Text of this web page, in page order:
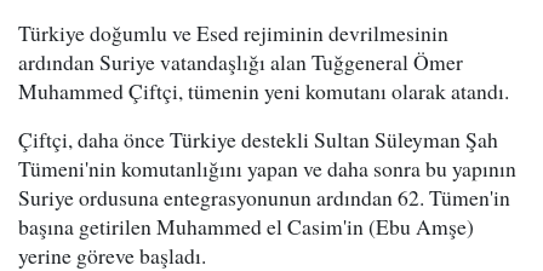
Türkiye doğumlu ve Esed rejiminin devrilmesinin
ardından Suriye vatandaşlığı alan Tuğgeneral Ömer
Muhammed Çiftçi, tümenin yeni komutanı olarak atandı.
Çiftçi, daha önce Türkiye destekli Sultan Süleyman Şah
Tümeni'nin komutanlığını yapan ve daha sonra bu yapının
Suriye ordusuna entegrasyonunun ardından 62. Tümen'in
başına getirilen Muhammed el Casim'in (Ebu Amşe)
yerine göreve başladı.